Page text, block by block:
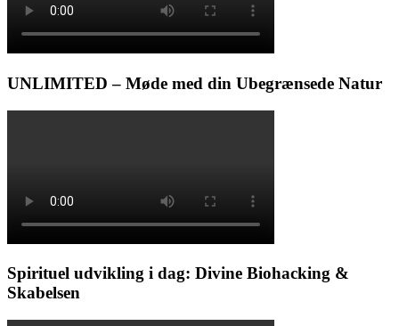
UNLIMITED – Møde med din Ubegrænsede Natur
Spirituel udvikling i dag: Divine Biohacking &
Skabelsen